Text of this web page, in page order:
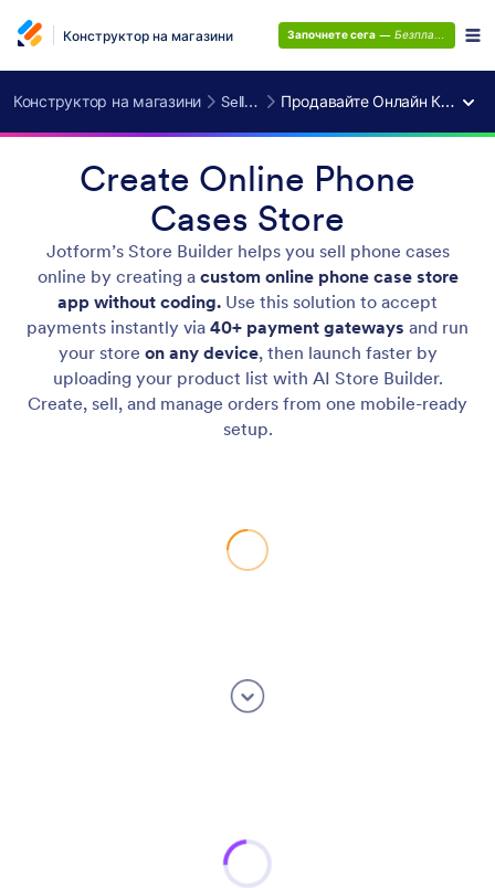
Конструктор на магазини Започнете сега — Безплатно е!
Конструктор на магазини Sell Online Продавайте Онлайн Калъфи за Телефон
Create Online Phone
Cases Store
Jotform’s Store Builder helps you sell phone cases
online by creating a custom online phone case store
app without coding. Use this solution to accept
payments instantly via 40+ payment gateways and run
your store on any device, then launch faster by
uploading your product list with AI Store Builder.
Create, sell, and manage orders from one mobile-ready
setup.